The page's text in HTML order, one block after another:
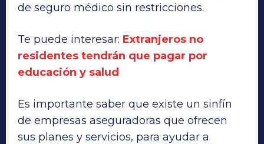
de seguro médico sin restricciones.
Te puede interesar: Extranjeros no
residentes tendrán que pagar por
educación y salud
Es importante saber que existe un sinfín
de empresas aseguradoras que ofrecen
sus planes y servicios, para ayudar a